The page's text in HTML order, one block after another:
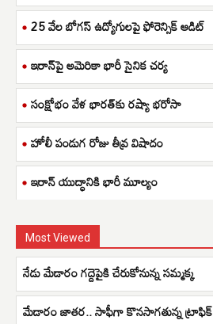
25 వేల బోగస్ ఉద్యోగులపై ఫోరెన్సిక్ ఆడిట్
ఇరాన్‌పై అమెరికా భారీ సైనిక చర్య
సంక్షోభం వేళ భారత్‌కు రష్యా భరోసా
హోలీ పండుగ రోజు తీవ్ర విషాదం
ఇరాన్ యుద్ధానికి భారీ మూల్యం
Most Viewed
నేడు మేడారం గద్దెపైకి చేరుకోనున్న సమ్మక్క
మేడారం జాతర.. సాఫీగా కొనసాగతున్న ట్రాఫిక్